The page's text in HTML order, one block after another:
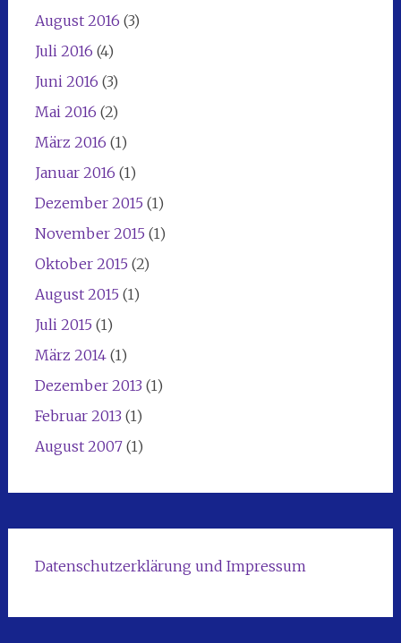
August 2016 (3)
Juli 2016 (4)
Juni 2016 (3)
Mai 2016 (2)
März 2016 (1)
Januar 2016 (1)
Dezember 2015 (1)
November 2015 (1)
Oktober 2015 (2)
August 2015 (1)
Juli 2015 (1)
März 2014(1)
Dezember 2013 (1)
Februar 2013 (1)
August 2007(1)
Datenschutzerklärung und Impressum